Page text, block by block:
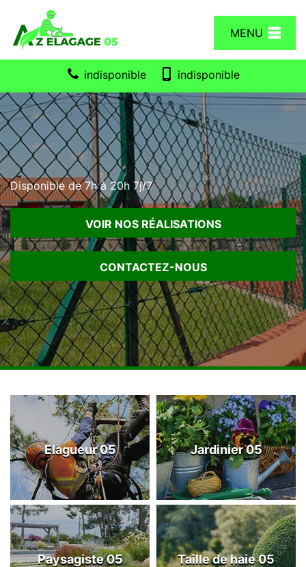
MENU
indisponible indisponible
Disponible de 7h à 20h 7j/7
VOIR NOS RÉALISATIONS
CONTACTEZ-NOUS
Elagueur 05 Jardinier 05
Paysagiste 05 Taille de haie 05